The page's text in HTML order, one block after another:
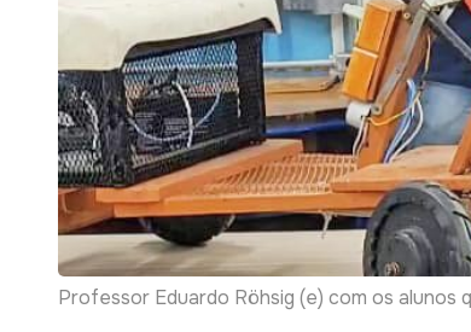
Professor Eduardo Röhsig (e) com os